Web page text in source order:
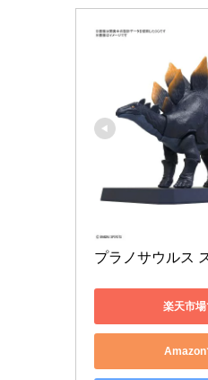
プラノサウルス
楽天市
Amazon